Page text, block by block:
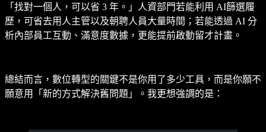
「找對一個人，可以省 3 年。」人資部門若能利用 AI篩選履
歷，可省去用人主管以及朝聘人員大量時間；若能透過 AI 分
析內部員工互動、滿意度數據，更能提前啟動留才計畫。
總結而言，數位轉型的關鍵不是你用了多少工具，而是你願不
願意用「新的方式解決舊問題」。我更想強調的是：